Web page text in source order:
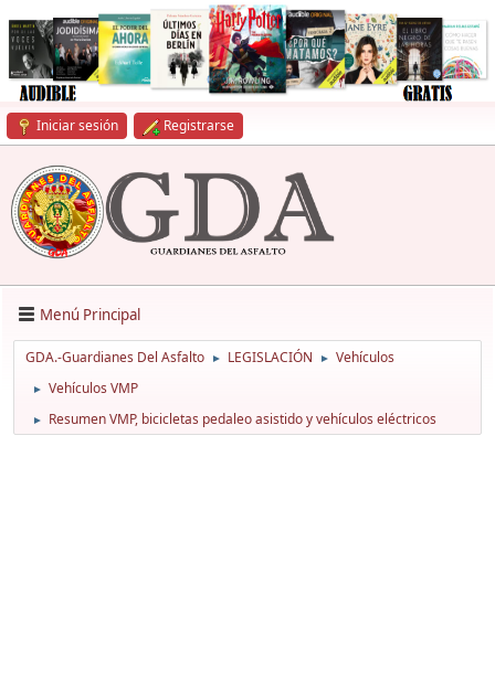
Iniciar sesión Registrarse
Menú Principal
GDA.-Guardianes Del Asfalto ► LEGISLACIÓN ► Vehículos
► Vehículos VMP
► Resumen VMP, bicicletas pedaleo asistido y vehículos eléctricos